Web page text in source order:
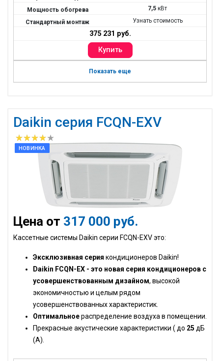
7,5 кВт
Узнать стоимость
375 231 руб.
Показать еще
Daikin серия FCQN-EXV
НОВИНКА
Цена от 317 000 руб.
Кассетные системы Daikin серии FCQN-EXV это:
Эксклюзивная серия кондиционеров Daikin!
Daikin FCQN-EX - это новая серия кондиционеров с
усовершенствованным дизайном, высокой
экономичностью и целым рядом
усовершенствованных характеристик.
Оптимальноераспределение воздуха в помещении.
Прекрасные акустические характеристики ( до 25 дБ
(А).